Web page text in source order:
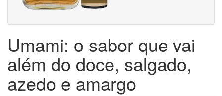
Umami: o sabor que vai
além do doce, salgado,
azedo e amargo